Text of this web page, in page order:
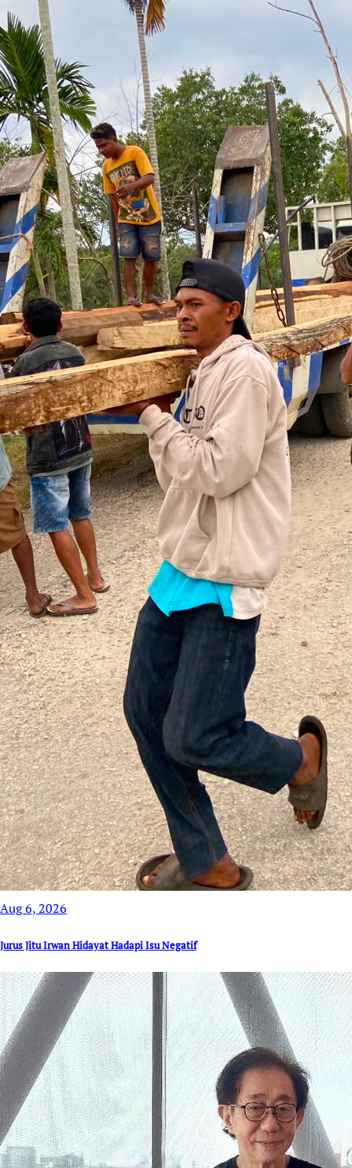
Aug 6, 2026
Jurus Jitu Irwan Hidayat Hadapi Isu Negatif